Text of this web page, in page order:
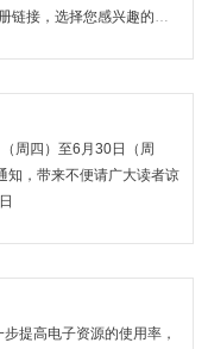
周四）至6月30日（周
，带来不便请广大读者谅
提高电子资源的使用率，